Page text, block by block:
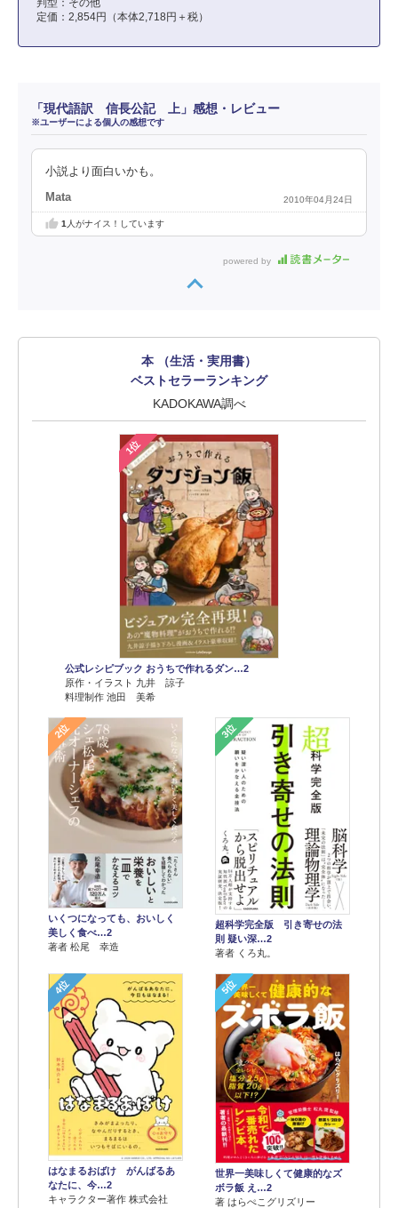
定価：2,854円（本体2,718円＋税）
「現代語訳 信長公記 上」感想・レビュー
※ユーザーによる個人の感想です
小説より面白いかも。
Mata 2010年04月24日
1 人がナイス！しています
powered by
本 （生活・実用書）
ベストセラーランキング
KADOKAWA調べ
1位
公式レシピブック おうちで作れるダン…2
原作・イラスト 九井 諒子
料理制作 池田 美希
2位
いくつになっても、おいしく
美しく食べ…2
著者 松尾 幸造
3位
超科学完全版 引き寄せの法
則 疑い深…2
著者 くろ丸。
4位
はなまるおばけ がんばるあ
なたに、今…2
キャラクター著作 株式会社
5位
世界一美味しくて健康的なズ
ボラ飯 え…2
著 はらぺこグリズリー